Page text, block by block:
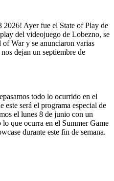
2026! Ayer fue el State of Play de
del videojuego de Lobezno, se
War y se anunciaron varias
dejan un septiembre de
todo lo ocurrido en el
este será el programa especial de
el lunes 8 de junio con un
que ocurra en el Summer Game
durante este fin de semana.